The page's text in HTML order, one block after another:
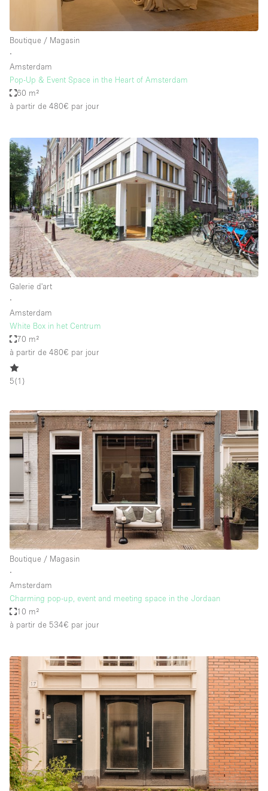
Boutique / Magasin
∙
Amsterdam
Pop-Up & Event Space in the Heart of Amsterdam
60 m²
à partir de 480€ par jour
Galerie d'art
∙
Amsterdam
White Box in het Centrum
70 m²
à partir de 480€ par jour
5(1 )
Boutique / Magasin
∙
Amsterdam
Charming pop-up, event and meeting space in the Jordaan
10 m²
à partir de 534€ par jour